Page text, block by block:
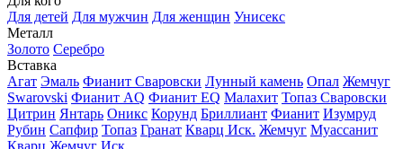
Для детей Для мужчин Для женщин Унисекс
Металл
Золото Серебро
Вставка
Агат Эмаль Фианит Сваровски Лунный камень Опал Жемчуг
Swarovski Фианит AQ Фианит EQ Малахит Топаз Сваровски
Цитрин Янтарь Оникс Корунд Бриллиант Фианит Изумруд
Рубин Сапфир Топаз Гранат Кварц Иск. Жемчуг Муассанит
Кварц Жемчуг Иск.